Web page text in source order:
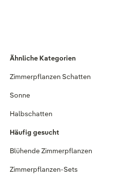
Ähnliche Kategorien
Zimmerpflanzen Schatten
Sonne
Halbschatten
Häufig gesucht
Blühende Zimmerpflanzen
Zimmerpflanzen-Sets